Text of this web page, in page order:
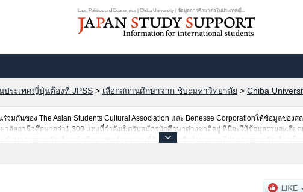
Law, Politics and Economics | Chiba University | ข้อมูลการศึกษาต่อในประเทศญี่...
ระเทศญี่ปุ่นต้องที่ JPSS > เลือกสถานศึกษาจาก ชิบะมหาวิทยาลัย > Chiba
ร่วมกันของ The Asian Students Cultural Association และ Benesse Corporationให้ข้อมูลข
ลัยอาชีวศึกษากว่า1,300 แห่งที่กำลังเปิดรับสมัครนักศึกษาต่างชาติอยู่ ที่นี่จะให้ข้อมูลรายละเอียด
ข้อมูลการสอบคัดเลือกเข้าศึกษาเช่นจำนวนคนที่รับสมัครหรือจำนวนคนที่ผ่านการสอบคัดเลือกเ